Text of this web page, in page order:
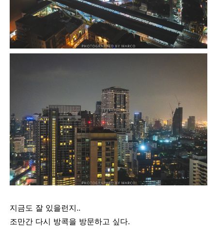
지금도 잘 있을런지..
조만간 다시 방콕을 방문하고 싶다.